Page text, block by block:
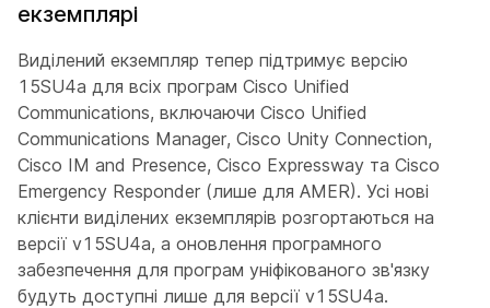
екземплярі
Виділений екземпляр тепер підтримує версію
15SU4a для всіх програм Cisco Unified
Communications, включаючи Cisco Unified
Communications Manager, Cisco Unity Connection,
Cisco IM and Presence, Cisco Expressway та Cisco
Emergency Responder (лише для AMER). Усі нові
клієнти виділених екземплярів розгортаються на
версії v15SU4a, а оновлення програмного
забезпечення для програм уніфікованого зв'язку
будуть доступні лише для версії v15SU4a.